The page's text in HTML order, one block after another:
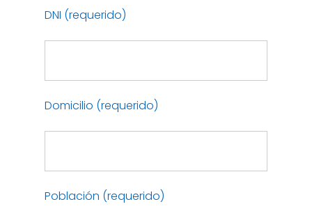
DNI (requerido)
Domicilio (requerido)
Población (requerido)